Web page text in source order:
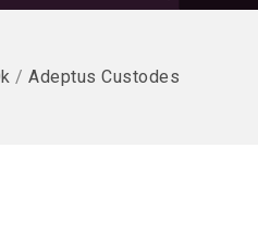
/ Adeptus Custodes